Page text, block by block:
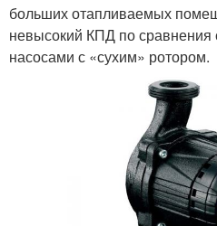
больших отапливаемых
невысокий КПД по
насосами с «сухим» ротором.